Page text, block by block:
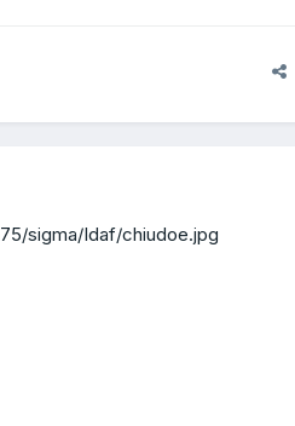
sigma/Idaf/chiudoe.jpg